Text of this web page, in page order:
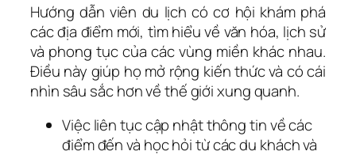
Hướng dẫn viên du lịch có cơ hội khám phá
các địa điểm mới, tìm hiểu về văn hóa, lịch sử
và phong tục của các vùng miền khác nhau.
Điều này giúp họ mở rộng kiến thức và có cái
nhìn sâu sắc hơn về thế giới xung quanh.
Việc liên tục cập nhật thông tin về các
điểm đến và học hỏi từ các du khách và